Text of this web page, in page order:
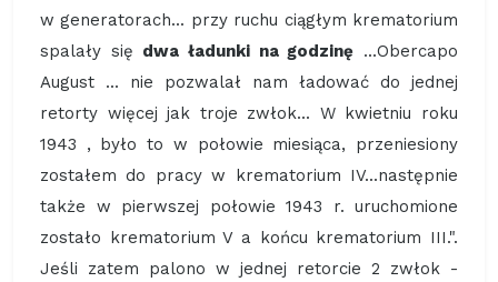
w generatorach... przy ruchu ciągłym krematorium
spalały się dwa ładunki na godzinę ...Obercapo
August ... nie pozwalał nam ładować do jednej
retorty więcej jak troje zwłok... W kwietniu roku
1943 , było to w połowie miesiąca, przeniesiony
zostałem do pracy w krematorium IV...następnie
także w pierwszej połowie 1943 r. uruchomione
zostało krematorium V a końcu krematorium III.".
Jeśli zatem palono w jednej retorcie 2 zwłok -